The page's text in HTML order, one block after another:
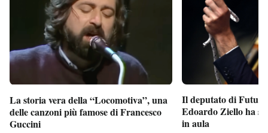
La storia vera della “Locomotiva”, una
delle canzoni più famose di Francesco
Guccini
Il deputato di
Edoardo Ziello ha
in aula